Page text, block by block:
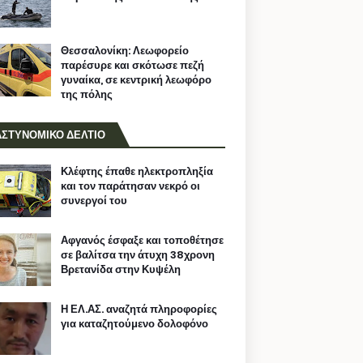
Θεσσαλονίκη: Λεωφορείο
παρέσυρε και σκότωσε πεζή
γυναίκα, σε κεντρική λεωφόρο
της πόλης
ΔΕΛΤΙΟ
Κλέφτης έπαθε ηλεκτροπληξία
και τον παράτησαν νεκρό οι
συνεργοί του
Αφγανός έσφαξε και τοποθέτησε
σε βαλίτσα την άτυχη 38χρονη
Βρετανίδα στην Κυψέλη
Η ΕΛ.ΑΣ. αναζητά πληροφορίες
για καταζητούμενο δολοφόνο